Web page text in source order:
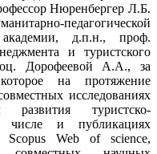
Нюренбергер Л.Б.
педагогической
д.п.н., проф.
и туристского
Дорофеевой А.А., за
на протяжение
исследованиях
туристско-
и публикациях
Scopus Web of sciеnce,